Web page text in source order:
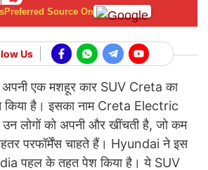
Preferred Source On
Us
एक मशहूर कार SUV Creta का
किया है। इसका नाम Creta Electric
लोगों को अपनी और खींचती है, जो कम
परफॉर्मेंस चाहते हैं। Hyundai ने इस
पहल के तहत पेश किया है। ये SUV